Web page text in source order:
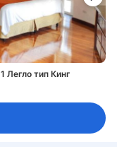
1 Легло тип Кинг